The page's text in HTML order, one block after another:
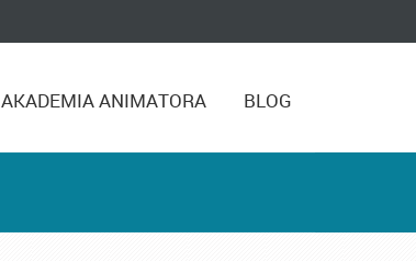
AKADEMIA ANIMATORA BLOG